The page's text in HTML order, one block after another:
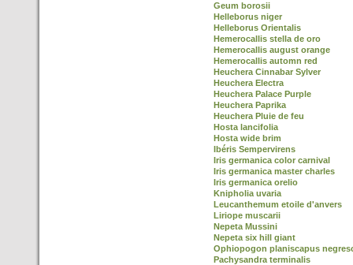
Geum borosii
Helleborus niger
Helleborus Orientalis
Hemerocallis stella de oro
Hemerocallis august orange
Hemerocallis automn red
Heuchera Cinnabar Sylver
Heuchera Electra
Heuchera Palace Purple
Heuchera Paprika
Heuchera Pluie de feu
Hosta lancifolia
Hosta wide brim
Ibéris Sempervirens
Iris germanica color carnival
Iris germanica master charles
Iris germanica orelio
Knipholia uvaria
Leucanthemum etoile d'anvers
Liriope muscarii
Nepeta Mussini
Nepeta six hill giant
Ophiopogon planiscapus
Pachysandra terminalis